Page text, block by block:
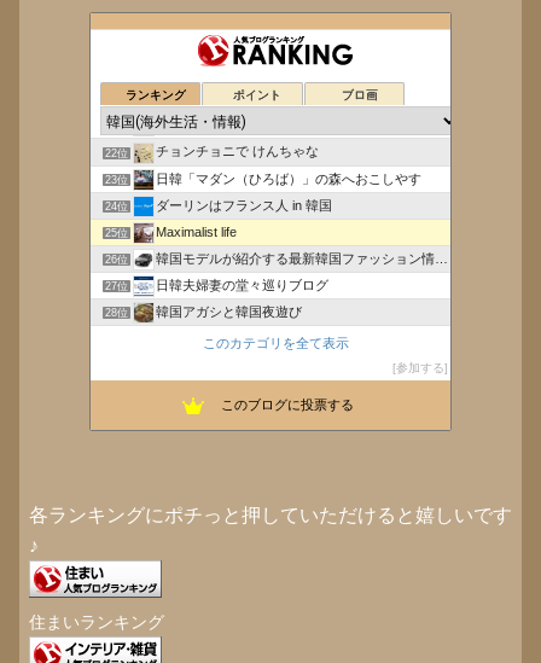
ランキング ポイント ブロ画
喫茶ロックで流星群を。
毎日楽しく暮らしてます in 韓国。
20位 イチローのソウル街角てんてん探偵団
21位 my sweet seoul
22位 チョンチョニで けんちゃな
23位 日韓「マダン（ひろば）」の森へおこしやす
24位 ダーリンはフランス人 in 韓国
25位 Maximalist life
26位 韓国モデルが紹介する最新韓国ファッション情報配信
27位 日韓夫婦妻の堂々巡りブログ
28位 韓国アガシと韓国夜遊び
大阪、NY、東京、ハワイ、韓国 次はどこ
このカテゴリを全て表示
参加する
このブログに投票する
各ランキングにポチっと押していただけると嬉しいです
♪
住まいランキング